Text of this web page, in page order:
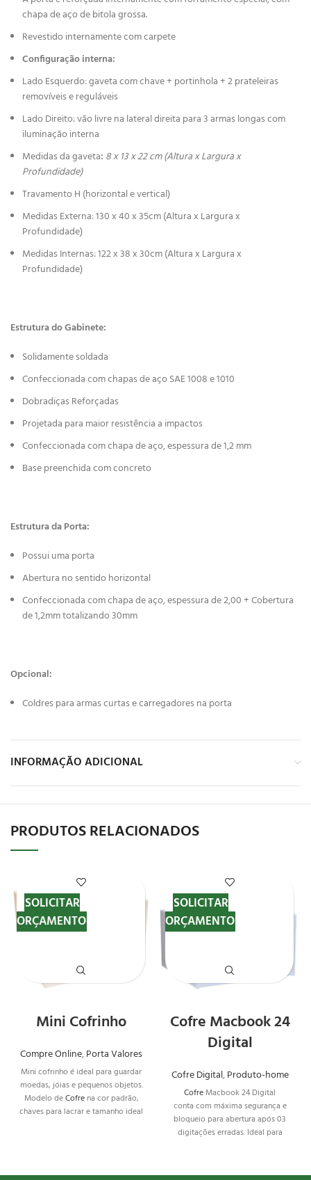
chapa de aço de bitola grossa.
Revestido internamente com carpete
Configuração interna:
Lado Esquerdo: gaveta com chave + portinhola + 2 prateleiras
removíveis e reguláveis
Lado Direito: vão livre na lateral direita para 3 armas longas com
iluminação interna
Medidas da gaveta: 8 x 13 x 22 cm (Altura x Largura x
Profundidade)
Travamento H (horizontal e vertical)
Medidas Externa: 130 x 40 x 35cm (Altura x Largura x
Profundidade)
Medidas Internas: 122 x 38 x 30cm (Altura x Largura x
Profundidade)
Estrutura do Gabinete:
Solidamente soldada
Confeccionada com chapas de aço SAE 1008 e 1010
Dobradiças Reforçadas
Projetada para maior resistência a impactos
Confeccionada com chapa de aço, espessura de 1,2 mm
Base preenchida com concreto
Estrutura da Porta:
Possui uma porta
Abertura no sentido horizontal
Confeccionada com chapa de aço, espessura de 2,00 + Cobertura
de 1,2mm totalizando 30mm
Opcional:
Coldres para armas curtas e carregadores na porta
INFORMAÇÃO ADICIONAL
PRODUTOS RELACIONADOS
Mini Cofrinho
Compre Online,Porta Valores
Mini cofrinho é ideal para guardar
moedas, jóias e pequenos objetos.
Modelo deCofrena cor padrão,
chaves para lacrar e tamanho ideal
SOLICITAR
ORÇAMENTO
Cofre Macbook 24
Digital
Cofre Digital,Produto-home
Cofre Macbook 24 Digital
conta com máxima segurança e
bloqueio para abertura após 03
digitações erradas. Ideal para
notebooks, valores e jóias.Cofre
SOLICITAR
ORÇAMENTO